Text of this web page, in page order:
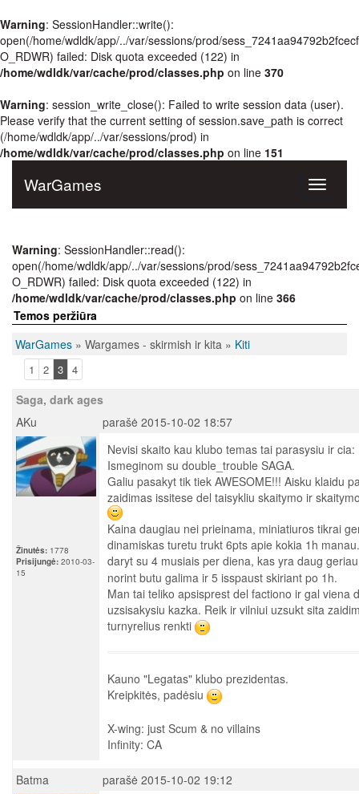
Warning: SessionHandler::write():
open(/home/wdldk/app/../var/sessions/prod/
O_RDWR) failed: Disk quota exceeded (122) in
/home/wdldk/var/cache/prod/classes.php on line 370
Warning: session_write_close(): Failed to write session data (user).
Please verify that the current setting of session.save_path is correct
(/home/wdldk/app/../var/sessions/prod) in
/home/wdldk/var/cache/prod/classes.php on line 151
Toggle
WarGames
Warning: SessionHandler::read():
open(/home/wdldk/app/../var/sessions/prod/
O_RDWR) failed: Disk quota exceeded (122) in
/home/wdldk/var/cache/prod/classes.php on line 366
Temos peržiūra
WarGames » Wargames - skirmish ir kita » Kiti
1 2 3 4
Saga, dark ages
AKu
parašė 2015-10-02 18:57
Žinutės: 1778
Prisijungė: 2010-03-
15
Nevisi skaito kau klubo temas tai parasysiu ir cia:
Ismeginom su double_trouble SAGA.
Galiu pasakyt tik tiek AWESOME!!! Aisku klaidu
zaidimas issitese del taisykliu skaitymo ir
Kaina daugiau nei prieinama, miniatiuros tikrai
dinamiskas turetu trukt 6pts apie kokia 1h
daryt su 4 musiais per diena, kas yra daug
norint butu galima ir 5 isspaust skiriant po 1h.
Man tai teliko apsisprest del factiono ir gal viena
uzsisakysiu kazka. Reik ir vilniui uzsukt sita
turnyrelius renkti
Kauno "Legatas" klubo prezidentas.
Kreipkitės, padėsiu
X-wing: just Scum & no villains
Infinity: CA
Batma parašė 2015-10-02 19:12